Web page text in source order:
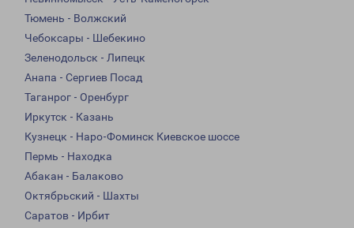
Тюмень - Волжский
Чебоксары - Шебекино
Зеленодольск - Липецк
Анапа - Сергиев Посад
Таганрог - Оренбург
Иркутск - Казань
Кузнецк - Наро-Фоминск Киевское шоссе
Пермь - Находка
Абакан - Балаково
Октябрьский - Шахты
Саратов - Ирбит